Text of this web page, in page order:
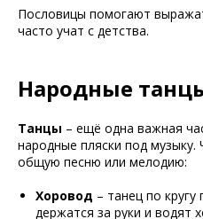
Пословицы помогают
часто учат с детства.
Народные
Танцы – ещё одна важная
народные пляски под музыку.
общую песню или мелодию:
Хоровод – танец по
держатся за руки и водят